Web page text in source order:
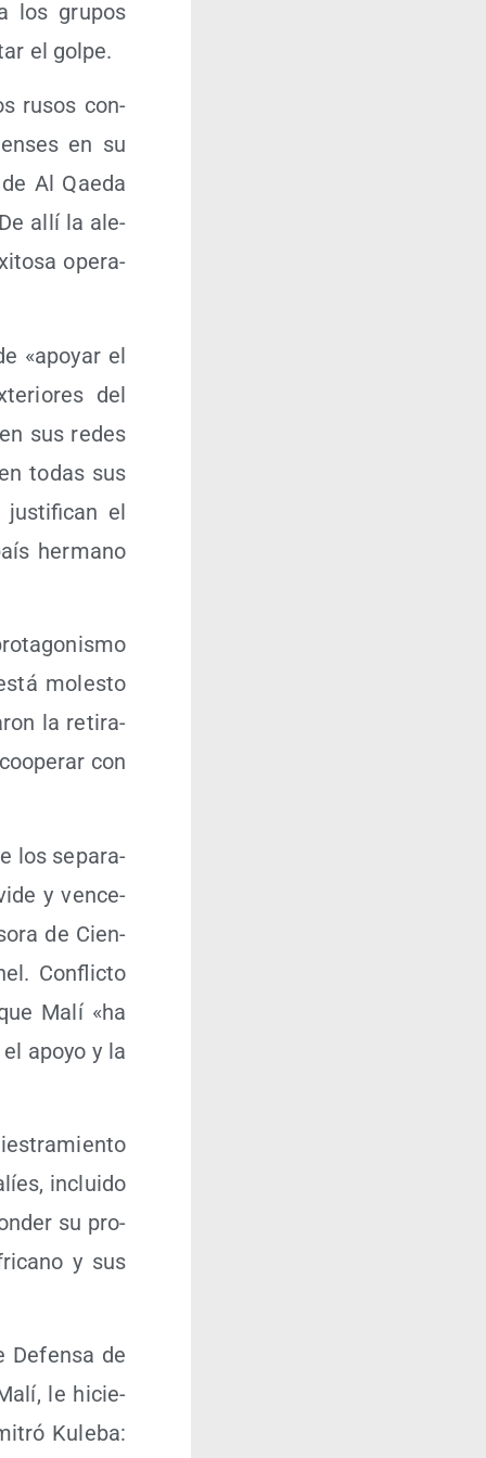
los gru­pos
el golpe.
rusos con­
en su
Al Qae­da
allí la ale­
ope­ra­
«apo­yar el
del
sus redes
todas sus
jus­ti­fi­can el
her­mano
moles­to
la reti­ra­
con
los sepa­ra­
y ven­ce­
de Cien­
Con­flic­to
Malí «ha
apo­yo y la
inclui­do
su pro­
y sus
Defen­sa de
le hicie­
Kule­ba: